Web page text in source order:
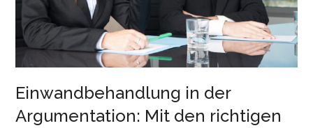
Einwandbehandlung in der
Argumentation: Mit den richtigen